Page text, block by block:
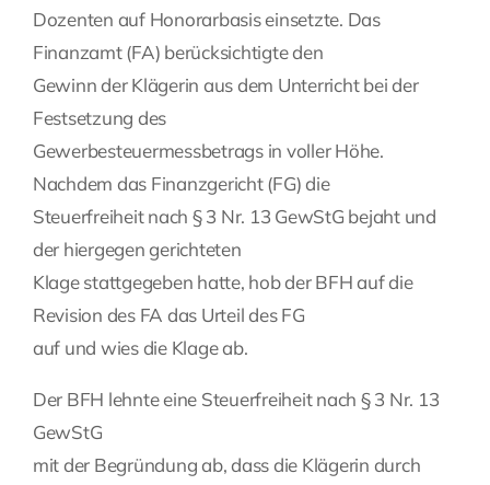
Dozenten auf Honorarbasis einsetzte. Das
Finanzamt (FA) berücksichtigte den
Gewinn der Klägerin aus dem Unterricht bei der
Festsetzung des
Gewerbesteuermessbetrags in voller Höhe.
Nachdem das Finanzgericht (FG) die
Steuerfreiheit nach § 3 Nr. 13 GewStG bejaht und
der hiergegen gerichteten
Klage stattgegeben hatte, hob der BFH auf die
Revision des FA das Urteil des FG
auf und wies die Klage ab.
Der BFH lehnte eine Steuerfreiheit nach § 3 Nr. 13
GewStG
mit der Begründung ab, dass die Klägerin durch